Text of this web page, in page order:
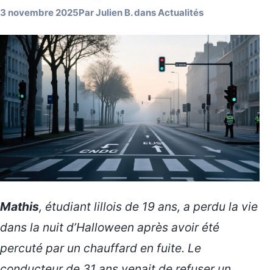
3 novembre 2025ParJulien B.dansActualités
Mathis, étudiant lillois de 19 ans, a perdu la vie
dans la nuit d’Halloween après avoir été
percuté par un chauffard en fuite. Le